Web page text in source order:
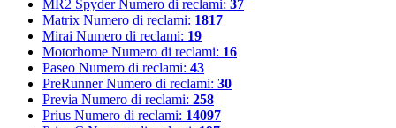
MR2 Spyder Numero di reclami: 37
Matrix Numero di reclami: 1817
Mirai Numero di reclami: 19
Motorhome Numero di reclami: 16
Paseo Numero di reclami: 43
PreRunner Numero di reclami: 30
Previa Numero di reclami: 258
Prius Numero di reclami: 14097